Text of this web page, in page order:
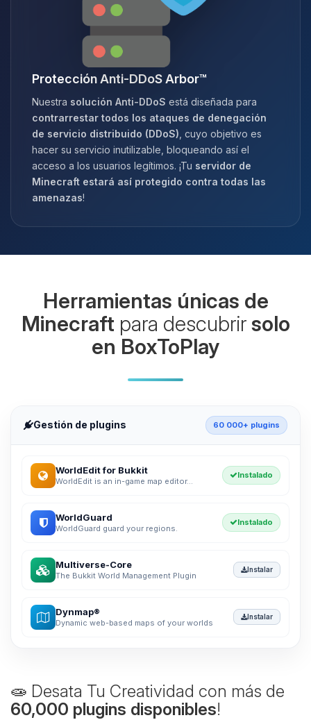
Protección Anti-DDoS Arbor™
Nuestra solución Anti-DDoS está diseñada para
contrarrestar todos los ataques de denegación
de servicio distribuido (DDoS) , cuyo objetivo es
hacer su servicio inutilizable, bloqueando así el
acceso a los usuarios legítimos. ¡Tu servidor de
Minecraft estará así protegido contra todas las
amenazas!
Herramientas únicas de
Minecraft para descubrirsolo
en BoxToPlay
Gestión de plugins 60 000+ plugins
WorldEdit for Bukkit
WorldEdit is an in-game map editor...
Instalado
WorldGuard
WorldGuard guard your regions.
Instalado
Multiverse-Core
The Bukkit World Management Plugin
Instalar
Dynmap®
Dynamic web-based maps of your worlds
Instalar
🧫 Desata Tu Creatividad con más de
60,000 plugins disponibles!